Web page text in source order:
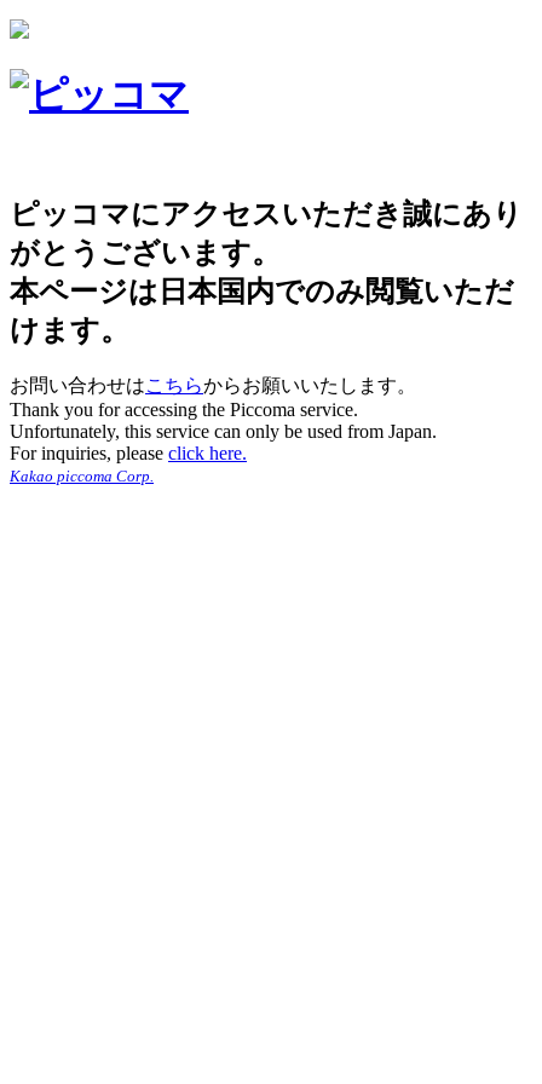
ピッコマにアクセスいただき誠にあり
がとうございます。
本ページは日本国内でのみ閲覧いただ
けます。
お問い合わせはこちらからお願いいたします。
Thank you for accessing the Piccoma service.
Unfortunately, this service can only be used from Japan.
For inquiries, please click here.
Kakao piccoma Corp.